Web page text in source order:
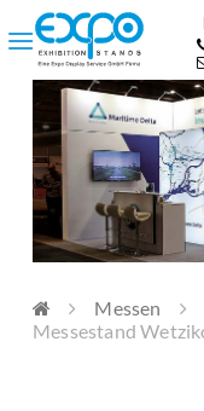
Messen
Messestand